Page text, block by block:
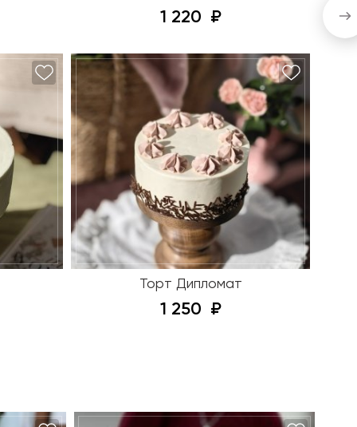
1 220
Торт Дипломат
1 250